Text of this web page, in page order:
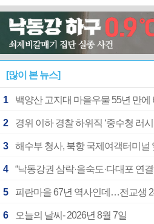
[많이 본 뉴스]
1 백양산 고지대 마을우물 55년 만에
2 경위 이하 경찰 하위직 ‘중수청 러
3 해수부 청사, 북항 국제여객터미널
4 “낙동강권 삼락·을숙도·다대포 연
5 피란마을 67년 역사인데…전교생
6 오늘의 날씨- 2026년 8월 7일